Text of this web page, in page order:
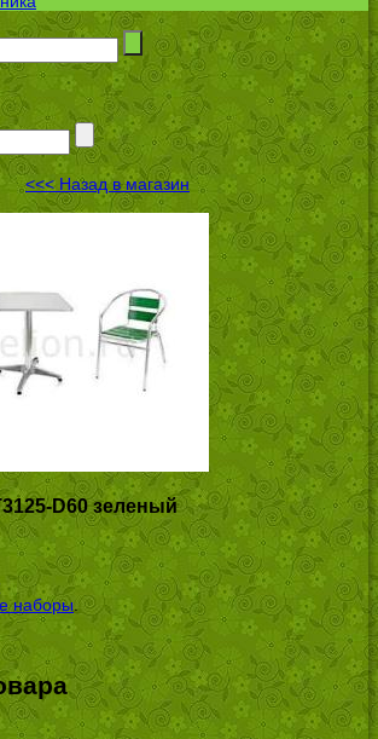
<<< Назад в магазин
D60 зеленый
наборы